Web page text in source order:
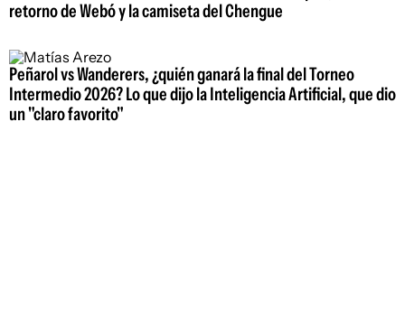
retorno de Webó y la camiseta del Chengue
Peñarol vs Wanderers, ¿quién ganará la final del Torneo
Intermedio 2026? Lo que dijo la Inteligencia Artificial, que dio
un "claro favorito"